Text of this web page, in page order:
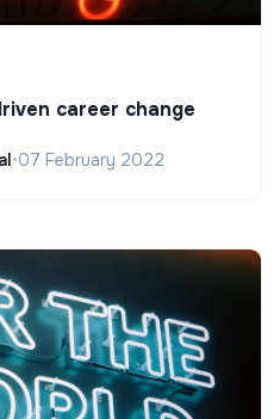
career change
•07 February 2022